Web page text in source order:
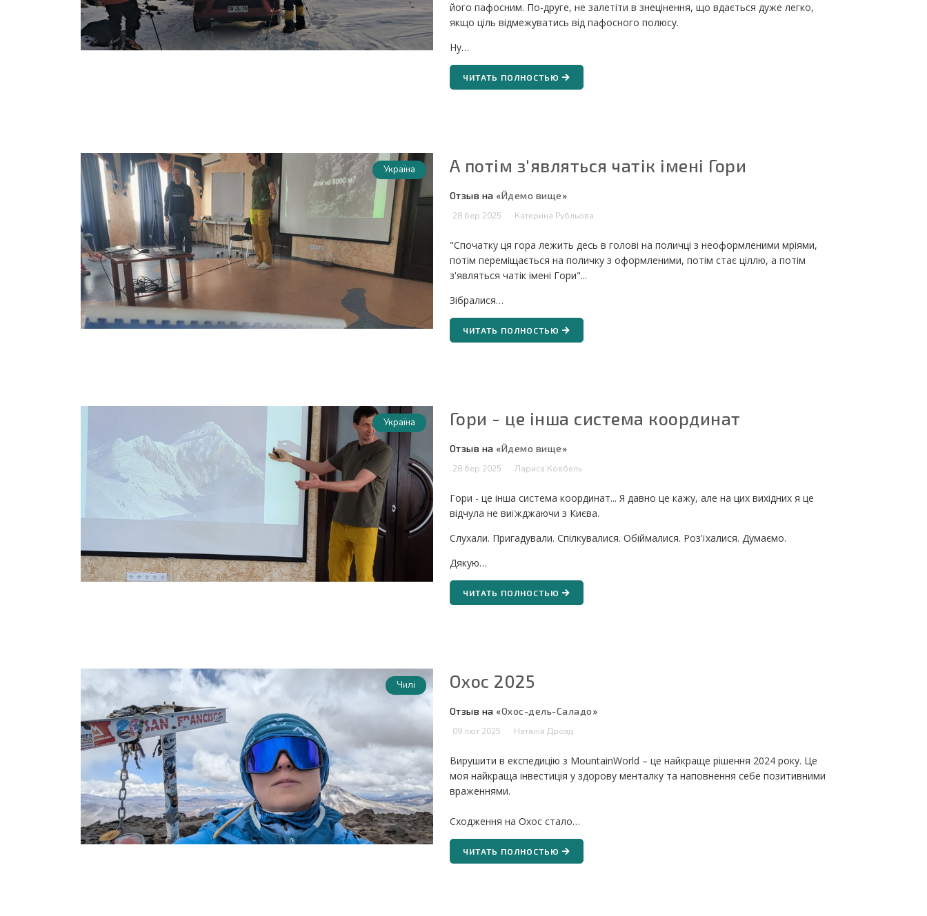
його пафосним. По-друге, не залетіти в знецінення, що вдається дуже легко,
якщо ціль відмежуватись від пафосного полюсу.
Ну…
ЧИТАТЬ ПОЛНОСТЬЮ
Україна А потім з'являться чатік імені Гори
Отзыв на «Йдемо вище»
28 бер 2025 Катерина Рубльова
"Спочатку ця гора лежить десь в голові на поличці з неоформленими мріями,
потім переміщається на поличку з оформленими, потім стає ціллю, а потім
з'являться чатік імені Гори"...
Зібралися…
ЧИТАТЬ ПОЛНОСТЬЮ
Україна Гори - це інша система координат
Отзыв на «Йдемо вище»
28 бер 2025 Лариса Ковбель
Гори - це інша система координат... Я давно це кажу, але на цих вихідних я це
відчула не виїжджаючи з Києва.
Слухали. Пригадували. Спілкувалися. Обіймалися. Роз'їхалися. Думаємо.
Дякую…
ЧИТАТЬ ПОЛНОСТЬЮ
Чилі Охос 2025
Отзыв на «Охос-дель-Саладо»
09 лют 2025 Наталія Дрозд
Вирушити в експедицію з MountainWorld – це найкраще рішення 2024 року. Це
моя найкраща інвестиція у здорову менталку та наповнення себе позитивними
враженнями.
Сходження на Охос стало…
ЧИТАТЬ ПОЛНОСТЬЮ